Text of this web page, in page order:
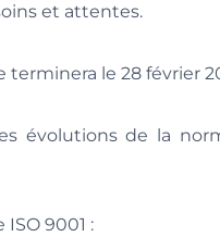
et attentes.
le 28 février
évolutions de la
9001 :